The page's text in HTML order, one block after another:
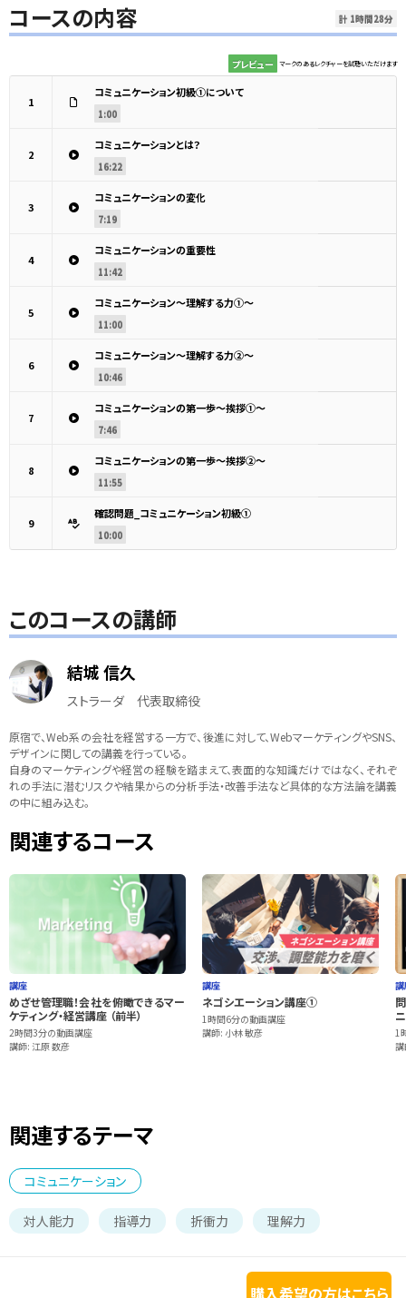
コースの内容 計 1時間28分
プレビュー マークのあるレクチャーを試聴いただけます
1
コミュニケーション初級①について
1:00
2
コミュニケーションとは？
16:22
3
コミュニケーションの変化
7:19
4
コミュニケーションの重要性
11:42
5
コミュニケーション～理解する力①～
11:00
6
コミュニケーション～理解する力②～
10:46
7
コミュニケーションの第一歩～挨拶①～
7:46
8
コミュニケーションの第一歩～挨拶②～
11:55
9
確認問題_コミュニケーション初級①
10:00
このコースの講師
結城 信久
ストラーダ 代表取締役
原宿で、Web系の会社を経営する一方で、後進に対して、WebマーケティングやSNS、
デザインに関しての講義を行っている。
自身のマーケティングや経営の経験を踏まえて、表面的な知識だけではなく、それぞ
れの手法に潜むリスクや結果からの分析手法・改善手法など具体的な方法論を講義
の中に組み込む。
関連するコース
講座
めざせ管理職！会社を俯瞰できるマー
ケティング・経営講座 （前半）
2時間3分の動画講座
講師: 江原 数彦
講座
ネゴシエーション講座①
1時間6分の動画講座
講師: 小林 敏彦
1
講
関連するテーマ
コミュニケーション
対人能力 指導力 折衝力 理解力
購入希望の方はこちら